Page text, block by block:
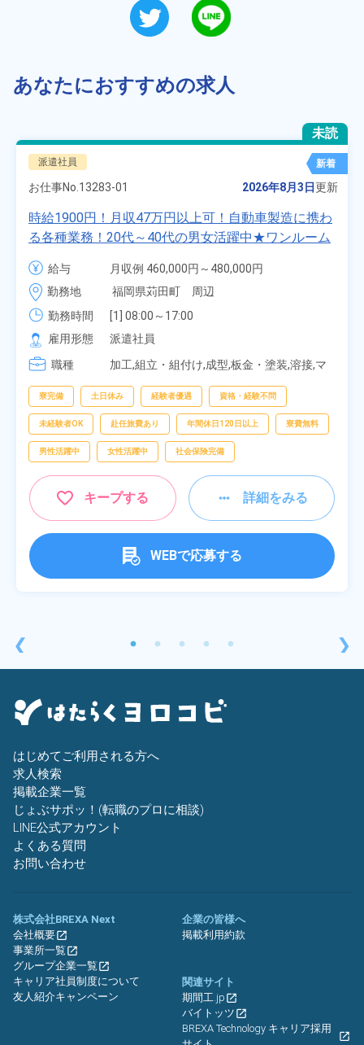
あなたにおすすめの求人
❮
未読
派遣社員 新着
お仕事No. 13283-01 2026年8月3日更新
時給1900円！月収47万円以上可！自動車製造に携わ
る各種業務！20代～40代の男女活躍中★ワンルーム
寮無料！マイカー通勤OK！無料駐車場あり！赴任旅
費会社負担！社員食堂あり！日払いあり！土日休
み！特別賞与90万円支給！《福岡県京都郡苅田町》
給与
月収例 460,000円～480,000円
時給 1,900円～1,900円
勤務地
福岡県苅田町　周辺
勤務時間
[1] 08:00～17:00
[2] 20:00～05:00
[3] 06:30～15:00
[4] 14:30～23:00
雇用形態
派遣社員
職種
加工,組立・組付け,成型,板金・塗装,溶接,マ
査,物流・配送
寮完備 土日休み 経験者優遇 資格・経験不問
未経験者OK 赴任旅費あり 年間休日120日以上 寮費無料
男性活躍中 女性活躍中 社会保険完備
キープする 詳細をみる
WEBで応募する
❯
はじめてご利用される方へ
求人検索
掲載企業一覧
じょぶサポッ！(転職のプロに相談)
LINE公式アカウント
よくある質問
お問い合わせ
株式会社BREXA Next
会社概要
事業所一覧
グループ企業一覧
キャリア社員制度について
友人紹介キャンペーン
企業の皆様へ
掲載利用約款
関連サイト
期間工.jp
バイトッツ
BREXA Technology キャリア採用